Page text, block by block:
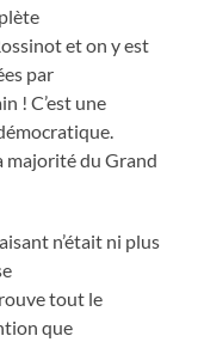
et on y est
par
! C’est une
majorité du Grand
n’était ni plus
tout le
que